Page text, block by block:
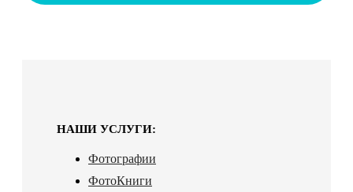
НАШИ УСЛУГИ:
Фотографии
ФотоКниги